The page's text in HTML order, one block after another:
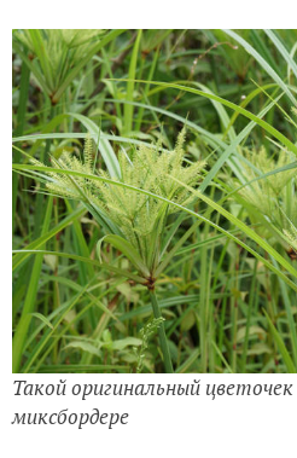
Такой оригинальный
миксбордере